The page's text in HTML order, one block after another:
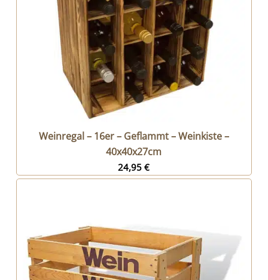
Weinregal – 16er – Geflammt – Weinkiste –
40x40x27cm
24,95€